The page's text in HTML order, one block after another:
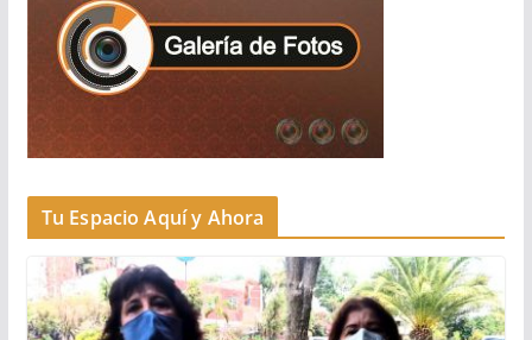
Tu Espacio Aquí y Ahora